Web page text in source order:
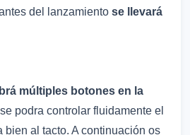
del lanzamiento se llevará
múltiples botones en la
podra controlar fluidamente el
bien al tacto. A continuación os